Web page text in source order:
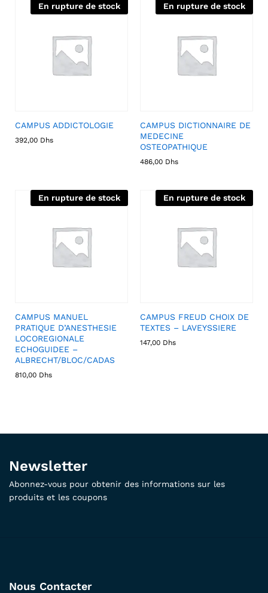
En rupture de stock
CAMPUS ADDICTOLOGIE
392,00 Dhs
En rupture de stock
CAMPUS DICTIONNAIRE DE
MEDECINE
OSTEOPATHIQUE
486,00 Dhs
En rupture de stock
CAMPUS MANUEL
PRATIQUE D’ANESTHESIE
LOCOREGIONALE
ECHOGUIDEE –
ALBRECHT/BLOC/CADAS
810,00 Dhs
En rupture de stock
CAMPUS FREUD CHOIX DE
TEXTES – LAVEYSSIERE
147,00 Dhs
Newsletter
Abonnez-vous pour obtenir des informations sur les
produits et les coupons
Nous Contacter